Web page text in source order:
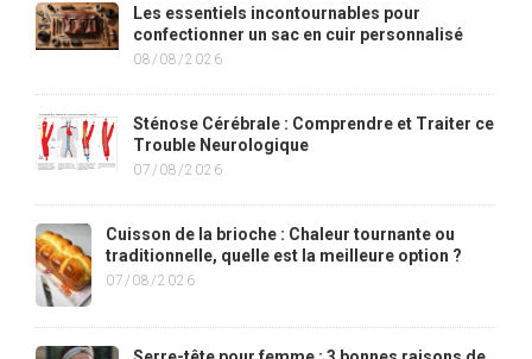
Les essentiels incontournables pour
confectionner un sac en cuir personnalisé
08/08/2026
Sténose Cérébrale : Comprendre et Traiter ce
Trouble Neurologique
07/08/2026
Cuisson de la brioche : Chaleur tournante ou
traditionnelle, quelle est la meilleure option ?
07/08/2026